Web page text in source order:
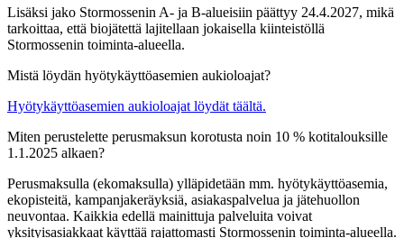
Lisäksi jako Stormossenin A- ja B-alueisiin päättyy 24.4.2027, mikä
tarkoittaa, että biojätettä lajitellaan jokaisella kiinteistöllä
Stormossenin toiminta-alueella.
Mistä löydän hyötykäyttöasemien aukioloajat?
Hyötykäyttöasemien aukioloajat löydät täältä.
Miten perustelette perusmaksun korotusta noin 10 % kotitalouksille
1.1.2025 alkaen?
Perusmaksulla (ekomaksulla) ylläpidetään mm. hyötykäyttöasemia,
ekopisteitä, kampanjakeräyksiä, asiakaspalvelua ja jätehuollon
neuvontaa. Kaikkia edellä mainittuja palveluita voivat
yksityisasiakkaat käyttää rajattomasti Stormossenin toiminta-alueella.